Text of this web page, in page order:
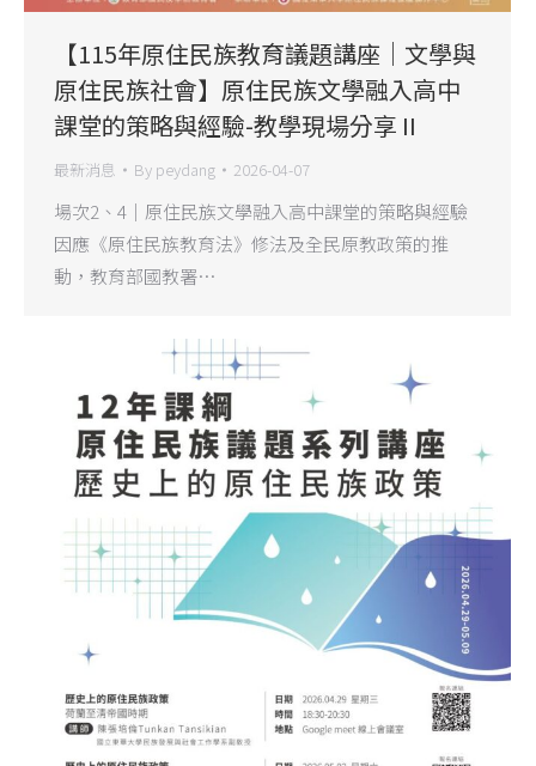
【115年原住民族教育議題講座｜文學與
原住民族社會】原住民族文學融入高中
課堂的策略與經驗-教學現場分享 II
最新消息 By peydang 2026-04-07
場次2、4｜原住民族文學融入高中課堂的策略與經驗
因應《原住民族教育法》修法及全民原教政策的推
動，教育部國教署…